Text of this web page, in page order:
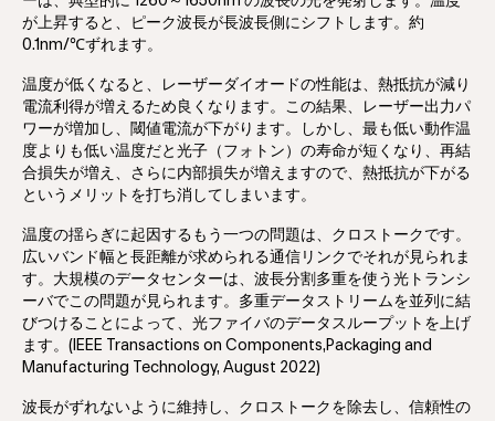
が上昇すると、ピーク波長が長波長側にシフトします。約
0.1nm/℃ずれます。
温度が低くなると、レーザーダイオードの性能は、熱抵抗が減り
電流利得が増えるため良くなります。この結果、レーザー出力パ
ワーが増加し、閾値電流が下がります。しかし、最も低い動作温
度よりも低い温度だと光子（フォトン）の寿命が短くなり、再結
合損失が増え、さらに内部損失が増えますので、熱抵抗が下がる
というメリットを打ち消してしまいます。
温度の揺らぎに起因するもう一つの問題は、クロストークです。
広いバンド幅と長距離が求められる通信リンクでそれが見られま
す。大規模のデータセンターは、波長分割多重を使う光トランシ
ーバでこの問題が見られます。多重データストリームを並列に結
びつけることによって、光ファイバのデータスループットを上げ
ます。(IEEE Transactions on Components,Packaging and
Manufacturing Technology, August 2022)
波長がずれないように維持し、クロストークを除去し、信頼性の